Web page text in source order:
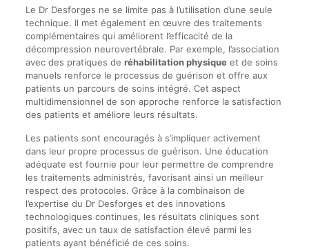
Le Dr Desforges ne se limite pas à l’utilisation d’une seule
technique. Il met également en œuvre des traitements
complémentaires qui améliorent l’efficacité de la
décompression neurovertébrale. Par exemple, l’association
avec des pratiques de réhabilitation physiqueet de soins
manuels renforce le processus de guérison et offre aux
patients un parcours de soins intégré. Cet aspect
multidimensionnel de son approche renforce la satisfaction
des patients et améliore leurs résultats.
Les patients sont encouragés à s’impliquer activement
dans leur propre processus de guérison. Une éducation
adéquate est fournie pour leur permettre de comprendre
les traitements administrés, favorisant ainsi un meilleur
respect des protocoles. Grâce à la combinaison de
l’expertise du Dr Desforges et des innovations
technologiques continues, les résultats cliniques sont
positifs, avec un taux de satisfaction élevé parmi les
patients ayant bénéficié de ces soins.